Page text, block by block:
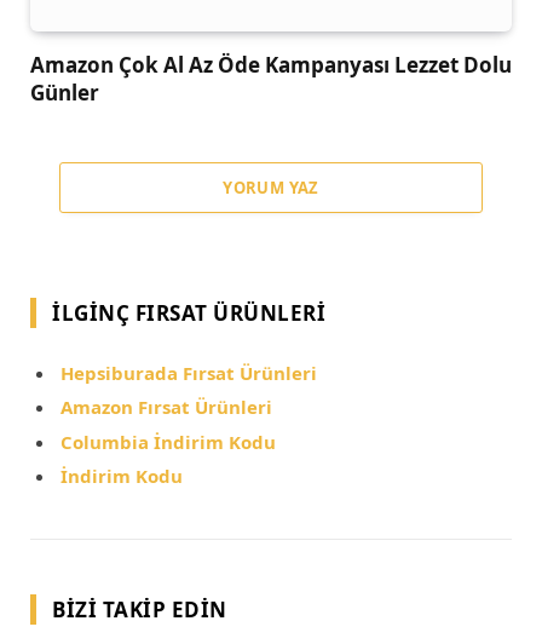
Amazon Çok Al Az Öde Kampanyası Lezzet Dolu
Günler
YORUM YAZ
İLGINÇ FIRSAT ÜRÜNLERI
Hepsiburada Fırsat Ürünleri
Amazon Fırsat Ürünleri
Columbia İndirim Kodu
İndirim Kodu
BIZI TAKIP EDIN